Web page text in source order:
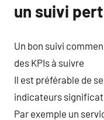
un suivi
Un bon suivi
des KPIs à suivre
Il est préférable de
indicateurs
Par exemple un